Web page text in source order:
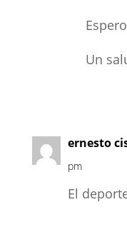
Un
ernesto
pm
El